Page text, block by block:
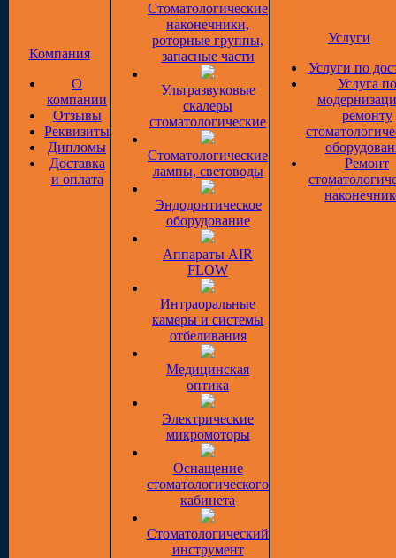
Компания
О
компании
Отзывы
Реквизиты
Дипломы
Доставка
и оплата
Стоматологические
наконечники,
роторные группы,
запасные части
Ультразвуковые
скалеры
стоматологические
Стоматологические
лампы, световоды
Эндодонтическое
оборудование
Аппараты AIR
FLOW
Интраоральные
камеры и системы
отбеливания
Медицинская
оптика
Электрические
микромоторы
Оснащение
стоматологического
кабинета
Стоматологический
инструмент
Услуги
Услуги по
Услуга по
ремонту
Ремонт